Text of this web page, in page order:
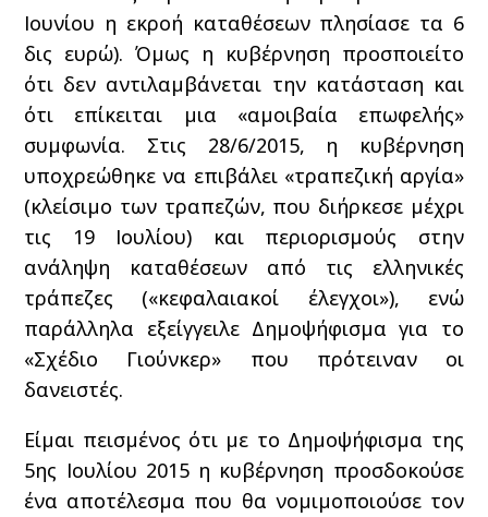
Ιουνίου η εκροή καταθέσεων πλησίασε τα 6
δις ευρώ). Όμως η κυβέρνηση προσποιείτο
ότι δεν αντιλαμβάνεται την κατάσταση και
ότι επίκειται μια «αμοιβαία επωφελής»
συμφωνία. Στις 28/6/2015, η κυβέρνηση
υποχρεώθηκε να επιβάλει «τραπεζική αργία»
(κλείσιμο των τραπεζών, που διήρκεσε μέχρι
τις 19 Ιουλίου) και περιορισμούς στην
ανάληψη καταθέσεων από τις ελληνικές
τράπεζες («κεφαλαιακοί έλεγχοι»), ενώ
παράλληλα εξείγγειλε Δημοψήφισμα για το
«Σχέδιο Γιούνκερ» που πρότειναν οι
δανειστές.
Είμαι πεισμένος ότι με το Δημοψήφισμα της
5ης Ιουλίου 2015 η κυβέρνηση προσδοκούσε
ένα αποτέλεσμα που θα νομιμοποιούσε τον